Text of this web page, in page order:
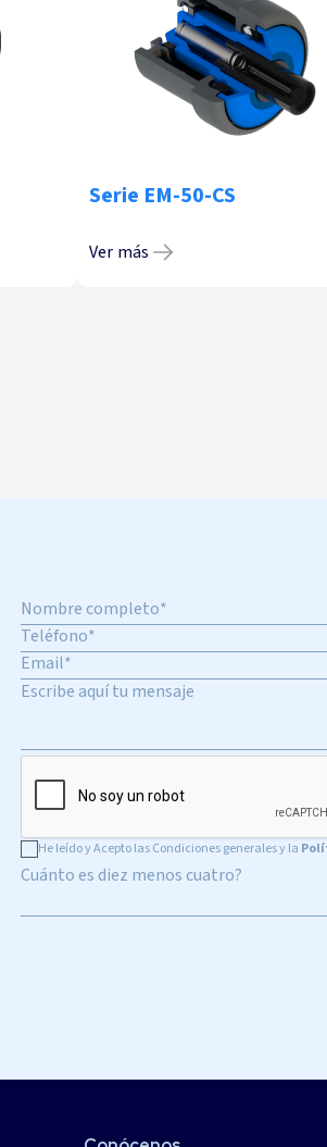
Serie EM-50-CS
Ver más
He leído y Acepto las Condiciones generales y la
Cuánto es diez menos cuatro?